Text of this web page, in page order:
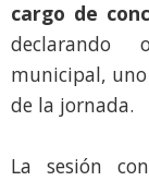
cargo de
declarando
municipal,
de la jornada.
La sesión